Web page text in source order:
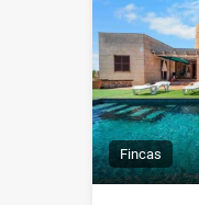
Fincas